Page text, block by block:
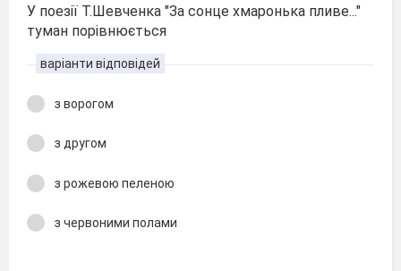
У поезії Т.Шевченка "За сонце хмаронька пливе..."
туман порівнюється
варіанти відповідей
з ворогом
з другом
з рожевою пеленою
з червоними полами